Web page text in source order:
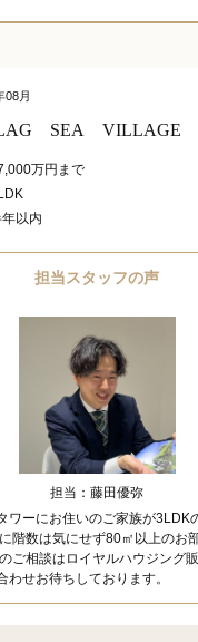
08月
SEA VILLAGE
万円まで
以内
担当スタッフの声
担当：藤田優弥
ワーにお住いのご家族が3LDK
階数は気にせず80㎡以上のお
ご相談はロイヤルハウジング
わせお待ちしております。